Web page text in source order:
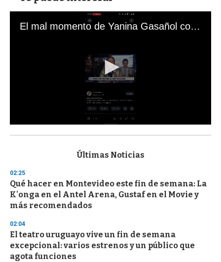
El mal momento de Yanina Gasañol con un hincha argentino en "Subrayado"
s
d
s
o
f
3
s
e
c
o
n
Últimas Noticias
02:25
Qué hacer en Montevideo este fin de semana: La
K'onga en el Antel Arena, Gustaf en el Movie y
más recomendados
02:04
El teatro uruguayo vive un fin de semana
excepcional: varios estrenos y un público que
agota funciones